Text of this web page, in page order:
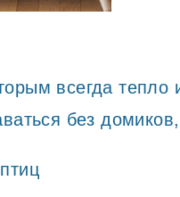
всегда тепло
без